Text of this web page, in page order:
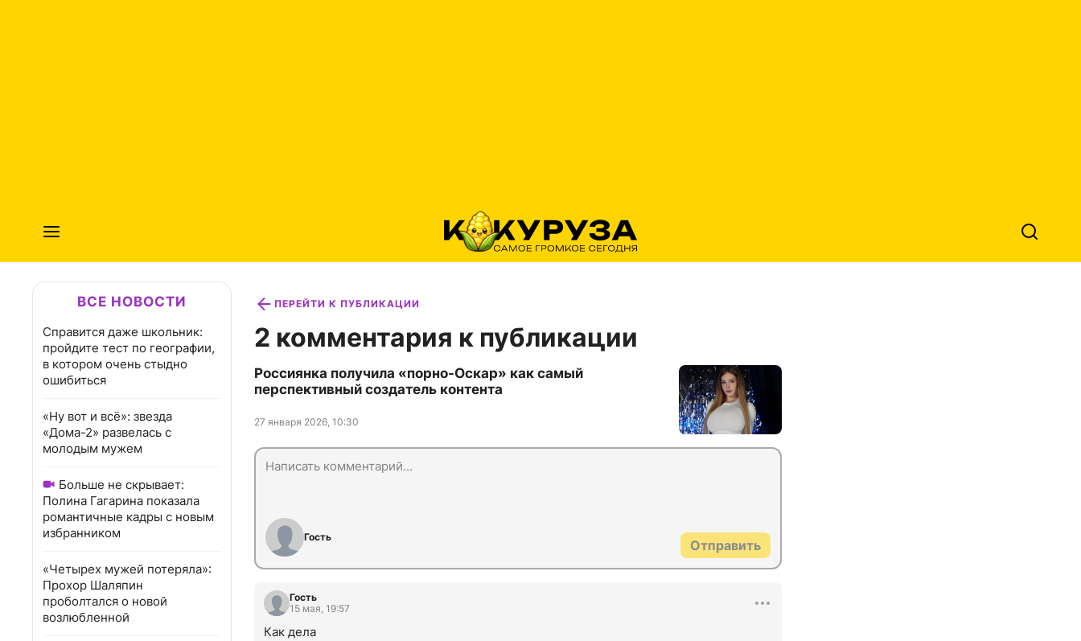
ВСЕ НОВОСТИ
Справится даже школьник:
пройдите тест по географии,
в котором очень стыдно
ошибиться
«Ну вот и всё»: звезда
«Дома-2» развелась с
молодым мужем
Больше не скрывает:
Полина Гагарина показала
романтичные кадры с новым
избранником
«Четырех мужей потеряла»:
Прохор Шаляпин
проболтался о новой
возлюбленной
ПЕРЕЙТИ К ПУБЛИКАЦИИ
2 комментария к публикации
Россиянка получила «порно-Оскар» как самый
перспективный создатель контента
27 января 2026, 10:30
Гость
Отправить
Гость
15 мая, 19:57
Как дела